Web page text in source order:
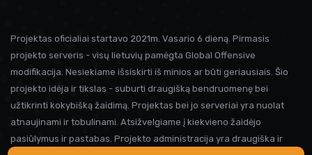
Projektas oficialiai startavo 2021m. Vasario 6 dieną. Pirmasis
projekto serveris - visų lietuvių pamėgta Global Offensive
modifikacija. Nesiekiame išsiskirti iš minios ar būti geriausiais. Šio
projekto idėja ir tikslas - suburti draugišką bendruomenę bei
užtikrinti kokybišką žaidimą. Projektas bei jo serveriai yra nuolat
atnaujinami ir tobulinami. Atsižvelgiame į kiekvieno žaidėjo
pasiūlymus ir pastabas. Projekto administracija yra draugiška ir